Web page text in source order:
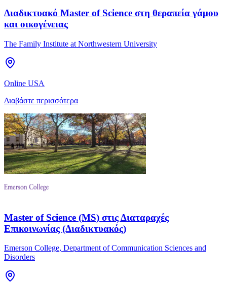
Διαδικτυακό Master of Science στη θεραπεία γάμου
και οικογένειας
The Family Institute at Northwestern University
Online USA
Διαβάστε περισσότερα
Master of Science (MS) στις Διαταραχές
Επικοινωνίας (Διαδικτυακός)
Emerson College, Department of Communication Sciences and
Disorders